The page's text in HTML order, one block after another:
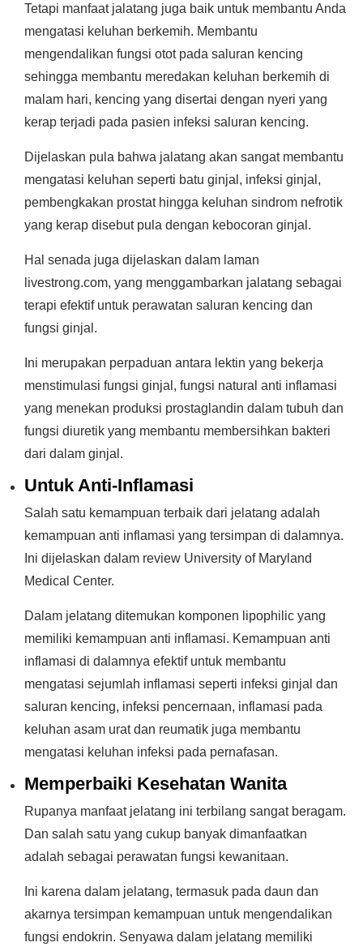
Tetapi manfaat jalatang juga baik untuk membantu Anda
mengatasi keluhan berkemih. Membantu
mengendalikan fungsi otot pada saluran kencing
sehingga membantu meredakan keluhan berkemih di
malam hari, kencing yang disertai dengan nyeri yang
kerap terjadi pada pasien infeksi saluran kencing.
Dijelaskan pula bahwa jalatang akan sangat membantu
mengatasi keluhan seperti batu ginjal, infeksi ginjal,
pembengkakan prostat hingga keluhan sindrom nefrotik
yang kerap disebut pula dengan kebocoran ginjal.
Hal senada juga dijelaskan dalam laman
livestrong.com, yang menggambarkan jalatang sebagai
terapi efektif untuk perawatan saluran kencing dan
fungsi ginjal.
Ini merupakan perpaduan antara lektin yang bekerja
menstimulasi fungsi ginjal, fungsi natural anti inflamasi
yang menekan produksi prostaglandin dalam tubuh dan
fungsi diuretik yang membantu membersihkan bakteri
dari dalam ginjal.
Untuk Anti-Inflamasi
Salah satu kemampuan terbaik dari jelatang adalah
kemampuan anti inflamasi yang tersimpan di dalamnya.
Ini dijelaskan dalam review University of Maryland
Medical Center.
Dalam jelatang ditemukan komponen lipophilic yang
memiliki kemampuan anti inflamasi. Kemampuan anti
inflamasi di dalamnya efektif untuk membantu
mengatasi sejumlah inflamasi seperti infeksi ginjal dan
saluran kencing, infeksi pencernaan, inflamasi pada
keluhan asam urat dan reumatik juga membantu
mengatasi keluhan infeksi pada pernafasan.
Memperbaiki Kesehatan Wanita
Rupanya manfaat jelatang ini terbilang sangat beragam.
Dan salah satu yang cukup banyak dimanfaatkan
adalah sebagai perawatan fungsi kewanitaan.
Ini karena dalam jelatang, termasuk pada daun dan
akarnya tersimpan kemampuan untuk mengendalikan
fungsi endokrin. Senyawa dalam jelatang memiliki